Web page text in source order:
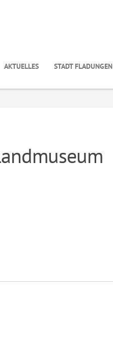
AKTUELLES STADT FLADUNGEN